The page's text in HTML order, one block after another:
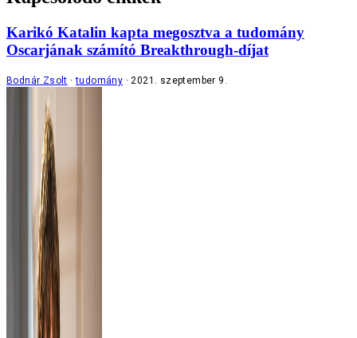
Karikó Katalin kapta megosztva a tudomány
Oscarjának számító Breakthrough-díjat
Bodnár Zsolt tudomány 2021. szeptember 9.